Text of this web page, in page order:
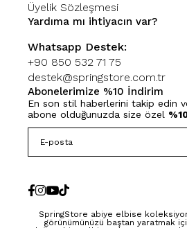
Üyelik Sözleşmesi
Yardıma mı ihtiyacın var?
Whatsapp Destek:
+90 850 532 71 75
destek@springstore.com.tr
Abonelerimize %10 İndirim
En son stil haberlerini takip edin
abone olduğunuzda size özel
SpringStore abiye elbise
görünümünüzü baştan yaratmak